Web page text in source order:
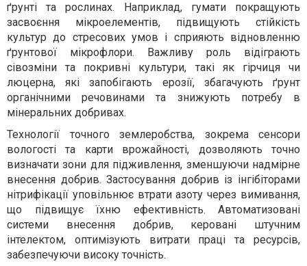
ґрунті та рослинах. Наприклад, гумати покращують
засвоєння мікроелементів, підвищують стійкість
культур до стресових умов і сприяють відновленню
ґрунтової мікрофлори. Важливу роль відіграють
сівозміни та покривні культури, такі як гірчиця чи
люцерна, які запобігають ерозії, збагачують ґрунт
органічними речовинами та знижують потребу в
мінеральних добривах.
Технології точного землеробства, зокрема сенсори
вологості та карти врожайності, дозволяють точно
визначати зони для підживлення, зменшуючи надмірне
внесення добрив. Застосування добрив із інгібіторами
нітрифікації уповільнює втрати азоту через вимивання,
що підвищує їхню ефективність. Автоматизовані
системи внесення добрив, керовані штучним
інтелектом, оптимізують витрати праці та ресурсів,
забезпечуючи високу точність.